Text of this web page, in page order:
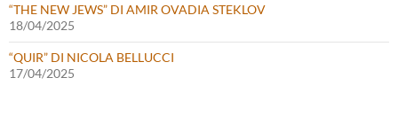
“THE NEW JEWS” DI AMIR OVADIA STEKLOV
18/04/2025
“QUIR” DI NICOLA BELLUCCI
17/04/2025